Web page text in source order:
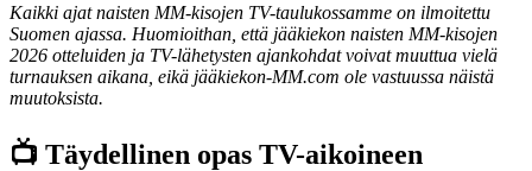
Kaikki ajat naisten MM-kisojen TV-taulukossamme on ilmoitettu
Suomen ajassa. Huomioithan, että jääkiekon naisten MM-kisojen
2026 otteluiden ja TV-lähetysten ajankohdat voivat muuttua vielä
turnauksen aikana, eikä jääkiekon-MM.com ole vastuussa näistä
muutoksista.
📺 Täydellinen opas TV-aikoineen